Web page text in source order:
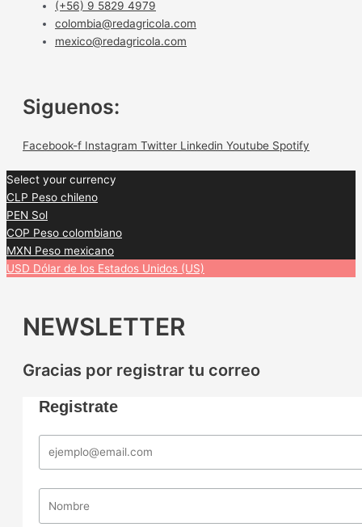
(+56) 9 5829 4979
colombia@redagricola.com
mexico@redagricola.com
Siguenos:
Facebook-f Instagram Twitter Linkedin Youtube Spotify
Select your currency
CLP Peso chileno
PEN Sol
COP Peso colombiano
MXN Peso mexicano
USD Dólar de los Estados Unidos (US)
NEWSLETTER
Gracias por registrar tu correo
Registrate